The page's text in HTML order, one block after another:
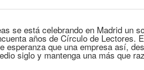
se está celebrando en Madrid un
años de Círculo de Lectores.
esperanza que una empresa así,
siglo y mantenga una más que